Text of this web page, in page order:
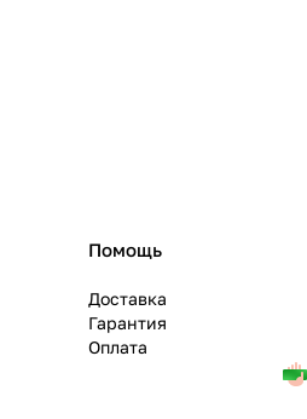
Помощь
Доставка
Гарантия
Оплата